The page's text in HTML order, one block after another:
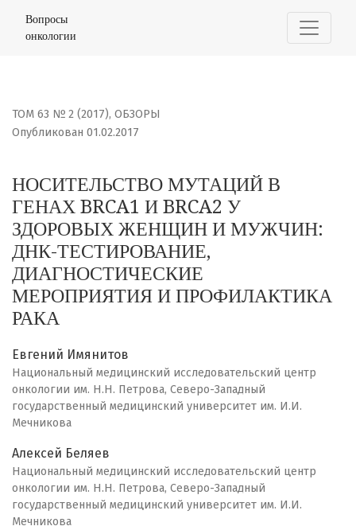
НОСИТЕЛЬСТВО МУТАЦИЙ В ГЕНАХ BRCA1 И BRCA2
Вопросы
онкологии
ТОМ 63 № 2 (2017), ОБЗОРЫ
НОСИТЕЛЬСТВО МУТАЦИЙ В
ГЕНАХ BRCA1 И BRCA2 У
ЗДОРОВЫХ ЖЕНЩИН И МУЖЧИН:
ДНК-ТЕСТИРОВАНИЕ,
ДИАГНОСТИЧЕСКИЕ
МЕРОПРИЯТИЯ И ПРОФИЛАКТИКА
РАКА
Опубликован 01.02.2017
Евгений Имянитов
Национальный медицинский исследовательский центр
онкологии им. Н.Н. Петрова, Северо-Западный
государственный медицинский университет им. И.И.
Мечникова
Алексей Беляев
Национальный медицинский исследовательский центр
онкологии им. Н.Н. Петрова, Северо-Западный
государственный медицинский университет им. И.И.
Мечникова